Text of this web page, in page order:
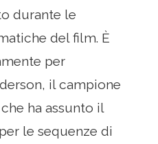
durante le
del film. È
per
il campione
ha assunto il
le sequenze di